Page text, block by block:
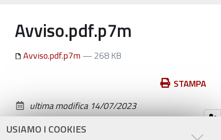
USIAMO I COOKIES
Avviso.pdf.p7m
Avviso.pdf.p7m— 268 KB
documento
STAMPA
ultima modifica 14/07/2023